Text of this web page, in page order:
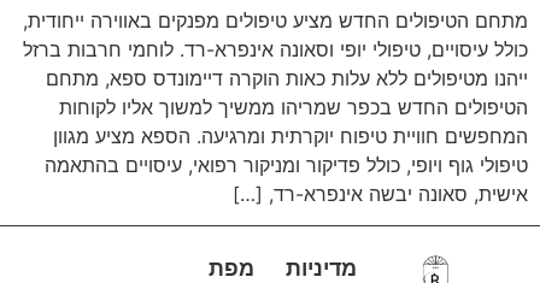
מתחם הטיפולים החדש מציע טיפולים מפנקים באווירה ייחודית,
כולל עיסויים, טיפולי יופי וסאונה אינפרא-רד. לוחמי חרבות ברזל
ייהנו מטיפולים ללא עלות כאות הוקרה דיימונדס ספא, מתחם
הטיפולים החדש בכפר שמריהו ממשיך למשוך אליו לקוחות
המחפשים חוויית טיפוח יוקרתית ומרגיעה. הספא מציע מגוון
טיפולי גוף ויופי, כולל פדיקור ומניקור רפואי, עיסויים בהתאמה
אישית, סאונה יבשה אינפרא-רד, […]
מדיניות
מפת